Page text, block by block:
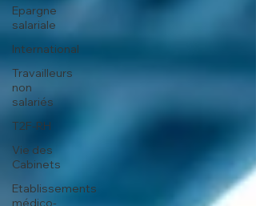
Epargne
salariale
International
Travailleurs
non
salariés
T2F-RH
Vie des
Cabinets
Etablissements
médico-